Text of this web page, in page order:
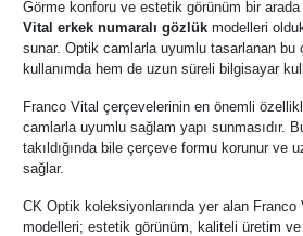
Görme konforu ve estetik görünüm bir
Vital erkek numaralı gözlük modelleri
sunar. Optik camlarla uyumlu tasarlanan bu
kullanımda hem de uzun süreli bilgisayar
Franco Vital çerçevelerinin en önemli
camlarla uyumlu sağlam yapı sunmasıdır.
takıldığında bile çerçeve formu korunur ve
sağlar.
CK Optik koleksiyonlarında yer alan Franco
modelleri; estetik görünüm, kaliteli üretim ve